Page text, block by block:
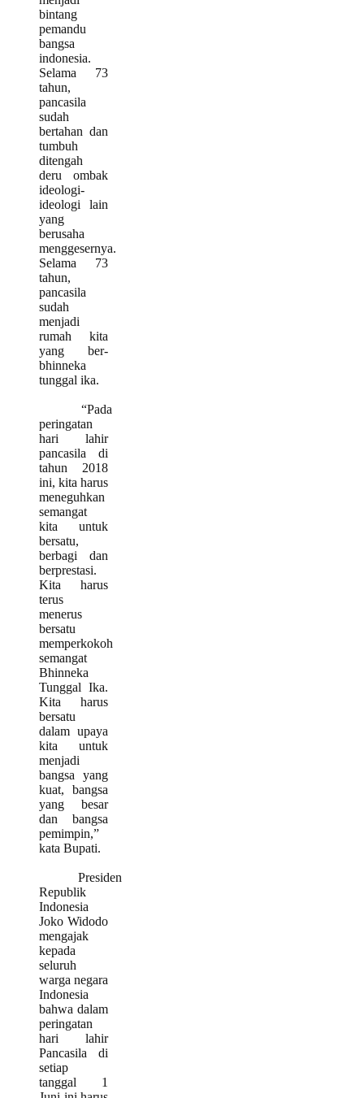
bintang
pemandu
bangsa
indonesia.
Selama 73
tahun,
pancasila
sudah
bertahan dan
tumbuh
ditengah
deru ombak
ideologi­
ideologi lain
yang
berusaha
menggesernya.
Selama 73
tahun,
pancasila
sudah
menjadi
rumah kita
yang ber-
bhinneka
tunggal ika.
“Pada
peringatan
hari lahir
pancasila di
tahun 2018
ini, kita harus
meneguhkan
semangat
kita untuk
bersatu,
berbagi dan
berprestasi.
Kita harus
terus
menerus
bersatu
memperkokoh
semangat
Bhinneka
Tunggal Ika.
Kita harus
bersatu
dalam upaya
kita untuk
menjadi
bangsa yang
kuat, bangsa
yang besar
dan bangsa
pemimpin,”
kata Bupati.
Presiden
Republik
Indonesia
Joko Widodo
mengajak
kepada
seluruh
warga negara
Indonesia
bahwa dalam
peringatan
hari lahir
Pancasila di
setiap
tanggal 1